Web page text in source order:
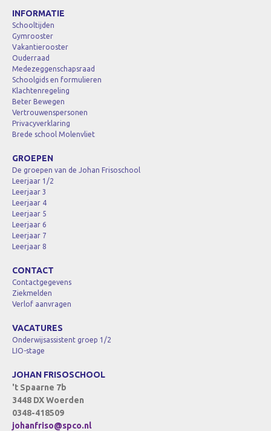
INFORMATIE
Schooltijden
Gymrooster
Vakantierooster
Ouderraad
Medezeggenschapsraad
Schoolgids en formulieren
Klachtenregeling
Beter Bewegen
Vertrouwenspersonen
Privacyverklaring
Brede school Molenvliet
GROEPEN
De groepen van de Johan Frisoschool
Leerjaar 1/2
Leerjaar 3
Leerjaar 4
Leerjaar 5
Leerjaar 6
Leerjaar 7
Leerjaar 8
CONTACT
Contactgegevens
Ziekmelden
Verlof aanvragen
VACATURES
Onderwijsassistent groep 1/2
LIO-stage
JOHAN FRISOSCHOOL
't Spaarne 7b
3448 DX Woerden
0348-418509
johanfriso@spco.nl